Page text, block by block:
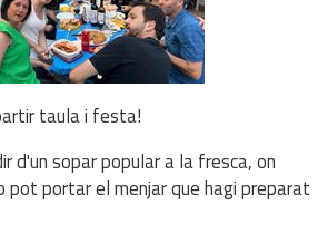
taula i festa!
d'un sopar popular a la fresca, on
pot portar el menjar que hagi preparat